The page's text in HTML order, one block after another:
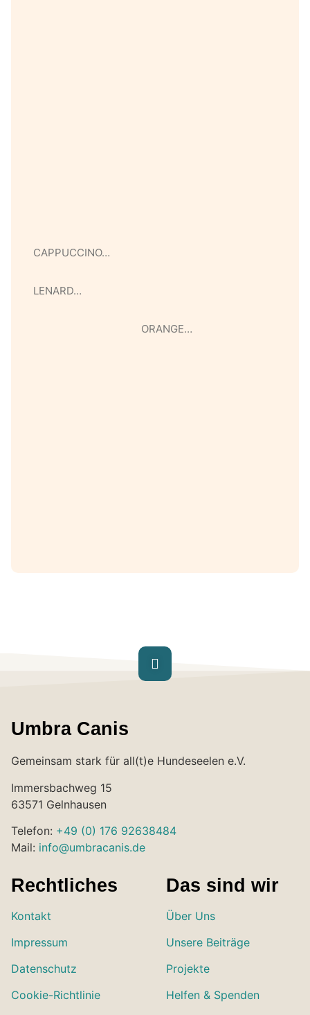
CAPPUCCINO…
LENARD…
ORANGE…
Umbra Canis
Gemeinsam stark für all(t)e Hundeseelen e.V.
Immersbachweg 15
63571 Gelnhausen
Telefon: +49 (0) 176 92638484
Mail: info@umbracanis.de
Rechtliches
Kontakt
Impressum
Datenschutz
Cookie-Richtlinie
Das sind wir
Über Uns
Unsere Beiträge
Projekte
Helfen & Spenden